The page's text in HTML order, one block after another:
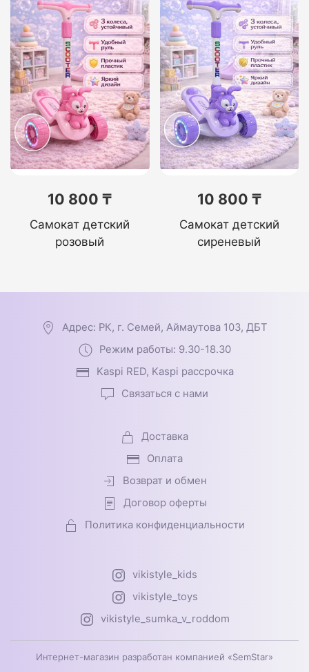
10 800 ₸
Самокат детский
розовый
10 800 ₸
Самокат детский
сиреневый
Адрес: РК, г. Семей, Аймаутова 103, ДБТ
Режим работы: 9.30-18.30
Kaspi RED, Kaspi рассрочка
Связаться с нами
Доставка
Оплата
Возврат и обмен
Договор оферты
Политика конфиденциальности
vikistyle_kids
vikistyle_toys
vikistyle_sumka_v_roddom
Интернет-магазин разработан компанией «SemStar»